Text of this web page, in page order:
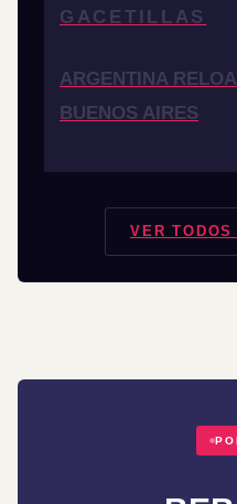
GACETILLAS
ARGENTINA
BUENOS AIRES
VER